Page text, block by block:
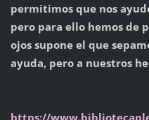
permitimos que nos
pero para ello hemos de
ojos supone el que
ayuda, pero a nuestros